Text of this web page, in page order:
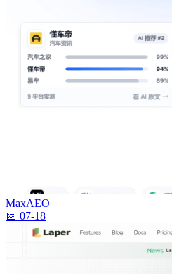
MaxAEO
📅 07-18